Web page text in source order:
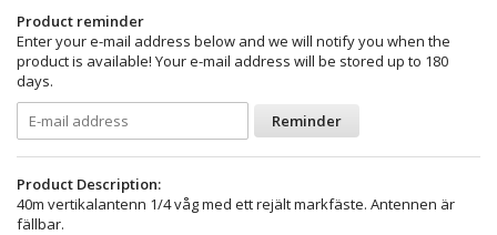
Product reminder
Enter your e-mail address below and we will notify you when the
product is available! Your e-mail address will be stored up to 180
days.
Reminder
Product Description:
40m vertikalantenn 1/4 våg med ett rejält markfäste. Antennen är
fällbar.